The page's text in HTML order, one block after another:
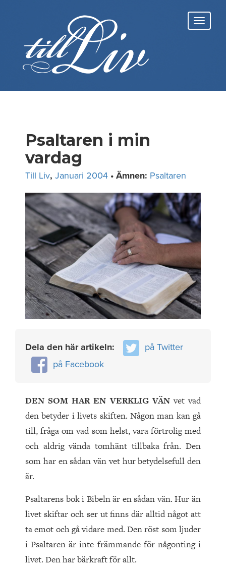
Psaltaren i min
vardag
Till Liv, Januari 2004 • Ämnen: Psaltaren
Dela den här artikeln:
på Twitter
på Facebook
DEN SOM HAR EN VERKLIG VÄNvet vad
den betyder i livets skiften. Någon man kan gå
till, fråga om vad som helst, vara förtrolig med
och aldrig vända tomhänt tillbaka från. Den
som har en sådan vän vet hur betydelsefull den
är.
Psaltarens bok i Bibeln är en sådan vän. Hur än
livet skiftar och ser ut finns där alltid något att
ta emot och gå vidare med. Den röst som ljuder
i Psaltaren är inte främmande för någonting i
livet. Den har bärkraft för allt.